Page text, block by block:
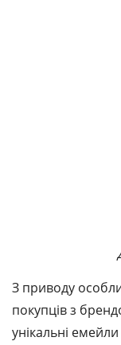
З приводу
покупців з
унікальні